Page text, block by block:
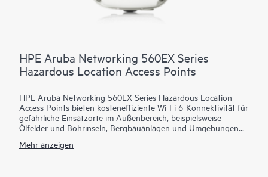
HPE Aruba Networking 560EX Series
Hazardous Location Access Points
HPE Aruba Networking 560EX Series Hazardous Location
Access Points bieten kosteneffiziente Wi-Fi 6-Konnektivität für
gefährliche Einsatzorte im Außenbereich, beispielsweise
Ölfelder und Bohrinseln, Bergbauanlagen und Umgebungen
Zertifizierung nach Klasse 1, Division 2, oder ATEX Zone 2
Mehr anzeigen